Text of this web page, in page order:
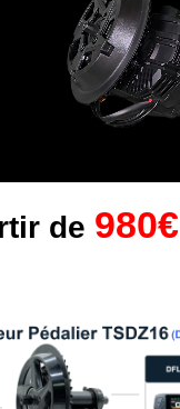
de 980€